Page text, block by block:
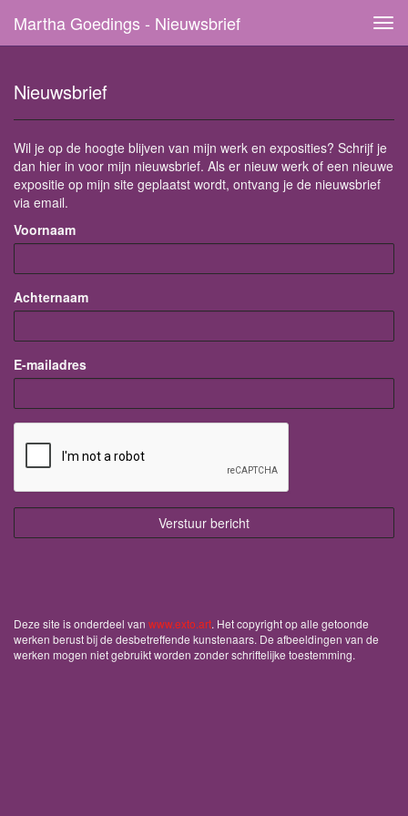
Martha Goedings - Nieuwsbrief
Nieuwsbrief
Wil je op de hoogte blijven van mijn werk en exposities? Schrijf je
dan hier in voor mijn nieuwsbrief. Als er nieuw werk of een nieuwe
expositie op mijn site geplaatst wordt, ontvang je de nieuwsbrief
via email.
Voornaam
Achternaam
E-mailadres
Deze site is onderdeel van www.exto.art. Het copyright op alle getoonde
werken berust bij de desbetreffende kunstenaars. De afbeeldingen van de
werken mogen niet gebruikt worden zonder schriftelijke toestemming.